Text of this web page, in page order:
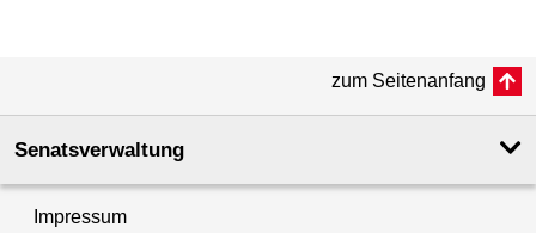
zum Seitenanfang
Senatsverwaltung
Impressum